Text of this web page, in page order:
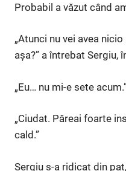
Probabil a văzut când
„Atunci nu vei avea
așa?” a întrebat Sergiu,
„Eu… nu mi-e sete
„Ciudat. Păreai foarte
cald.”
Sergiu s-a ridicat din